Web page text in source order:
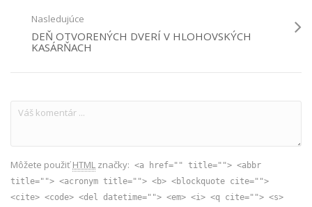
Nasledujúce
DEŇ OTVORENÝCH DVERÍ V HLOHOVSKÝCH
KASÁRŇACH
Môžete použiťHTML značky: <a href="" title=""> <abbr
title=""> <acronym title=""> <b> <blockquote cite="">
<cite> <code> <del datetime=""> <em> <i> <q cite=""> <s>